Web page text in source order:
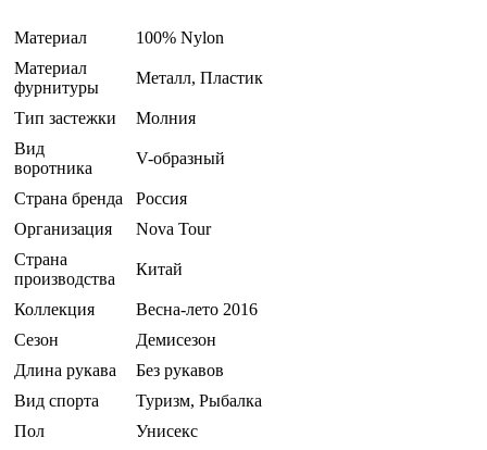
Материал
100% Nylon
Материал
фурнитуры
Металл, Пластик
Тип застежки
Молния
Вид
воротника
V-образный
Страна бренда
Россия
Организация
Nova Tour
Страна
производства
Китай
Коллекция
Весна-лето 2016
Сезон
Демисезон
Длина рукава
Без рукавов
Вид спорта
Туризм, Рыбалка
Пол
Унисекс